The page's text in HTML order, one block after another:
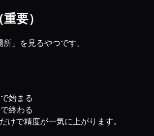
要）
」を見るやつです。
始まる
終わる
けで精度が一気に上がります。